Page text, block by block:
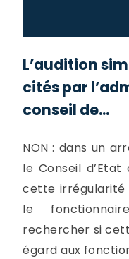
L’audition
cités par
conseil de...
NON : dans un
le Conseil d’Etat
cette irrégularité
le
rechercher si
égard aux